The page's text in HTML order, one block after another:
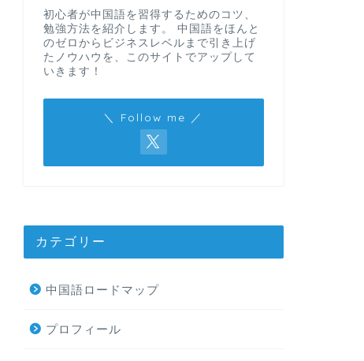
初心者が中国語を習得するためのコツ、
勉強方法を紹介します。 中国語をほんと
のゼロからビジネスレベルまで引き上げ
たノウハウを、このサイトでアップして
いきます！
＼ Follow me ／
カテゴリー
中国語ロードマップ
プロフィール